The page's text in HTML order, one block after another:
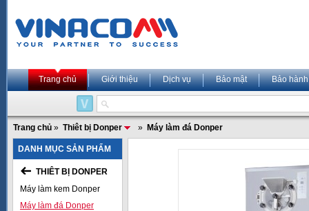
Trang chủ Giới thiệu Dịch vụ Bảo mật Bảo hành
Trang chủ » Thiêt bị Donper » Máy làm đá Donper
DANH MỤC SẢN PHẨM
THIÊT BỊ DONPER
Máy làm kem Donper
Máy làm đá Donper